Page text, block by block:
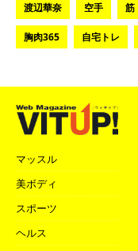
渡辺華奈 空手 筋
胸肉365 自宅トレ
マッスル
美ボディ
スポーツ
ヘルス